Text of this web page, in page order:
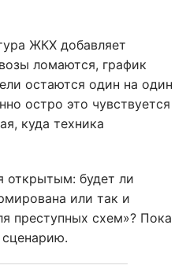
ЖКХ добавляет
ломаются, график
остаются один на один
остро это чувствуется
куда техника
открытым: будет ли
или так и
преступных схем»? Пока